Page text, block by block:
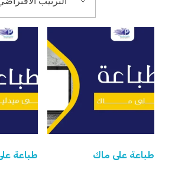
طباعة على ماك طباعة